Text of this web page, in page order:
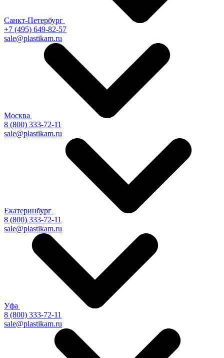
Санкт-Петербург
+7 (495) 649-82-57
sale@plastikam.ru
Москва
8 (800) 333-72-11
sale@plastikam.ru
Екатеринбург
8 (800) 333-72-11
sale@plastikam.ru
Уфа
8 (800) 333-72-11
sale@plastikam.ru